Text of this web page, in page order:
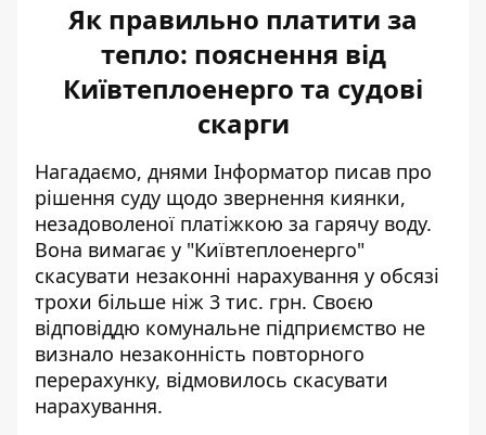
Як правильно платити за
тепло: пояснення від
Київтеплоенерго та судові
скарги
Нагадаємо, днями Інформатор писав про
рішення суду щодо звернення киянки,
незадоволеної платіжкою за гарячу воду.
Вона вимагає у "Київтеплоенерго"
скасувати незаконні нарахування у обсязі
трохи більше ніж 3 тис. грн. Своєю
відповіддю комунальне підприємство не
визнало незаконність повторного
перерахунку, відмовилось скасувати
нарахування.